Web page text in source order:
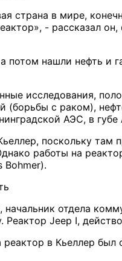
страна в мире,
- рассказал
потом нашли нефть
исследования,
(борьбы с раком),
АЭС, в
поскольку там
работы на
Bohmer).
начальник отдела
Реактор Jeep I,
в Кьеллер